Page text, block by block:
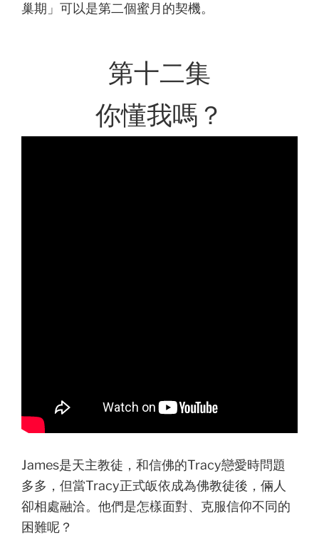
巢期」可以是第二個蜜月的契機。
第十二集
你懂我嗎？
James是天主教徒，和信佛的Tracy戀愛時問題
多多，但當Tracy正式皈依成為佛教徒後，倆人
卻相處融洽。他們是怎樣面對、克服信仰不同的
困難呢？